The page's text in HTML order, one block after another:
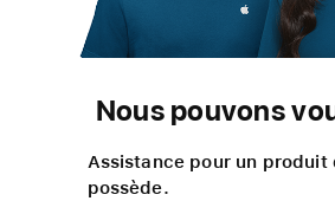
Nous pouvons
Assistance pour un produit
possède.